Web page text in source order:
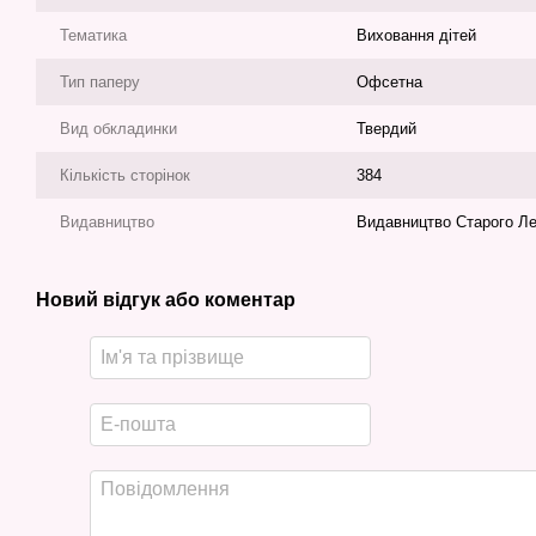
Тематика Виховання дітей
Тип паперу Офсетна
Вид обкладинки Твердий
Кількість сторінок 384
Видавництво Видавництво Старого
Новий відгук або коментар